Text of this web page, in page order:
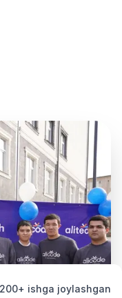
200+ ishga joylashgan